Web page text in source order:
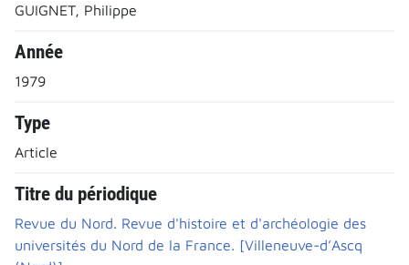
GUIGNET, Philippe
Année
1979
Type
Article
Titre du périodique
Revue du Nord. Revue d'histoire et d'archéologie des
universités du Nord de la France. [Villeneuve-d’Ascq